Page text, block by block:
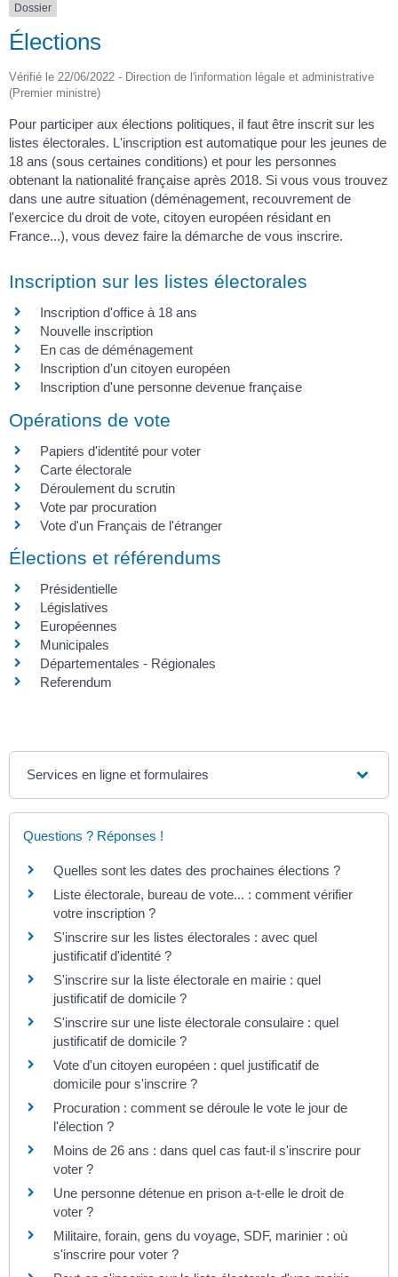
Dossier
Élections
Vérifié le 22/06/2022 - Direction de l'information légale et administrative
(Premier ministre)
Pour participer aux élections politiques, il faut être inscrit sur les
listes électorales. L'inscription est automatique pour les jeunes de
18 ans (sous certaines conditions) et pour les personnes
obtenant la nationalité française après 2018. Si vous vous trouvez
dans une autre situation (déménagement, recouvrement de
l'exercice du droit de vote, citoyen européen résidant en
France...), vous devez faire la démarche de vous inscrire.
Inscription sur les listes électorales
Inscription d'office à 18 ans
Nouvelle inscription
En cas de déménagement
Inscription d'un citoyen européen
Inscription d'une personne devenue française
Opérations de vote
Papiers d'identité pour voter
Carte électorale
Déroulement du scrutin
Vote par procuration
Vote d'un Français de l'étranger
Élections et référendums
Présidentielle
Législatives
Européennes
Municipales
Départementales - Régionales
Referendum
Services en ligne et formulaires
Questions ? Réponses !
Quelles sont les dates des prochaines élections ?
Liste électorale, bureau de vote... : comment vérifier
votre inscription ?
S'inscrire sur les listes électorales : avec quel
justificatif d'identité ?
S'inscrire sur la liste électorale en mairie : quel
justificatif de domicile ?
S'inscrire sur une liste électorale consulaire : quel
justificatif de domicile ?
Vote d'un citoyen européen : quel justificatif de
domicile pour s'inscrire ?
Procuration : comment se déroule le vote le jour de
l'élection ?
Moins de 26 ans : dans quel cas faut-il s'inscrire pour
voter ?
Une personne détenue en prison a-t-elle le droit de
voter ?
Militaire, forain, gens du voyage, SDF, marinier : où
s'inscrire pour voter ?